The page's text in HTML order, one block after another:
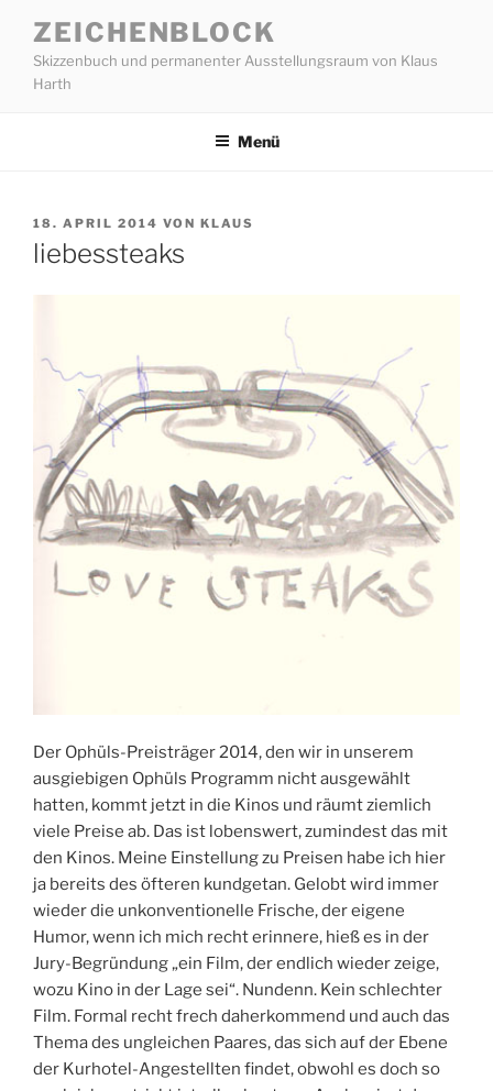
Inhalt
springen
ZEICHENBLOCK
Skizzenbuch und permanenter Ausstellungsraum von Klaus
Harth
Menü
VERÖFFENTLICHT
AM
18. APRIL 2014 VON KLAUS
liebessteaks
Der Ophüls-Preisträger 2014, den wir in unserem
ausgiebigen Ophüls Programm nicht ausgewählt
hatten, kommt jetzt in die Kinos und räumt ziemlich
viele Preise ab. Das ist lobenswert, zumindest das mit
den Kinos. Meine Einstellung zu Preisen habe ich hier
ja bereits des öfteren kundgetan. Gelobt wird immer
wieder die unkonventionelle Frische, der eigene
Humor, wenn ich mich recht erinnere, hieß es in der
Jury-Begründung „ein Film, der endlich wieder zeige,
wozu Kino in der Lage sei“. Nundenn. Kein schlechter
Film. Formal recht frech daherkommend und auch das
Thema des ungleichen Paares, das sich auf der Ebene
der Kurhotel-Angestellten findet, obwohl es doch so